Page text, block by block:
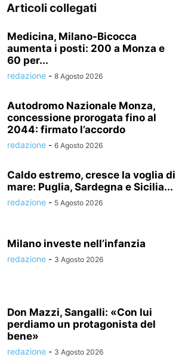
Articoli collegati
Medicina, Milano-Bicocca
aumenta i posti: 200 a Monza e
60 per...
redazione - 8 Agosto 2026
Autodromo Nazionale Monza,
concessione prorogata fino al
2044: firmato l’accordo
redazione - 6 Agosto 2026
Caldo estremo, cresce la voglia di
mare: Puglia, Sardegna e Sicilia...
redazione - 5 Agosto 2026
Milano investe nell’infanzia
redazione - 3 Agosto 2026
Don Mazzi, Sangalli: «Con lui
perdiamo un protagonista del
bene»
redazione - 3 Agosto 2026